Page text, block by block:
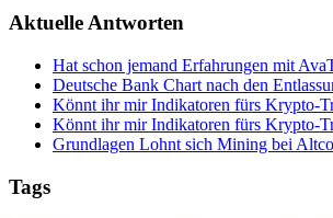
Aktuelle Antworten
Hat schon jemand Erfahrungen mit
Deutsche Bank Chart nach den
Könnt ihr mir Indikatoren fürs Krypto-
Könnt ihr mir Indikatoren fürs Krypto-
Grundlagen Lohnt sich Mining bei
Tags